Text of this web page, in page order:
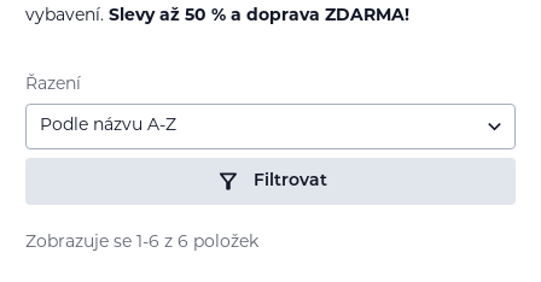
vybavení. Slevy až 50 % a doprava ZDARMA!
Řazení
Podle názvu A-Z
Filtrovat
Zobrazuje se 1-6 z 6 položek